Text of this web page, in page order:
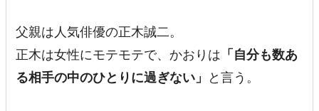
父親は人気俳優の正木誠二。
正木は女性にモテモテで、かおりは 「自分も数あ
る相手の中のひとりに過ぎない」
と言う。